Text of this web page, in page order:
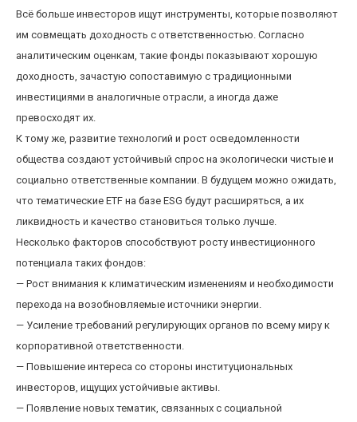
Всё больше инвесторов ищут инструменты, которые позволяют
им совмещать доходность с ответственностью. Согласно
аналитическим оценкам, такие фонды показывают хорошую
доходность, зачастую сопоставимую с традиционными
инвестициями в аналогичные отрасли, а иногда даже
превосходят их.
К тому же, развитие технологий и рост осведомленности
общества создают устойчивый спрос на экологически чистые и
социально ответственные компании. В будущем можно ожидать,
что тематические ETF на базе ESG будут расширяться, а их
ликвидность и качество становиться только лучше.
Несколько факторов способствуют росту инвестиционного
потенциала таких фондов:
— Рост внимания к климатическим изменениям и необходимости
перехода на возобновляемые источники энергии.
— Усиление требований регулирующих органов по всему миру к
корпоративной ответственности.
— Повышение интереса со стороны институциональных
инвесторов, ищущих устойчивые активы.
— Появление новых тематик, связанных с социальной